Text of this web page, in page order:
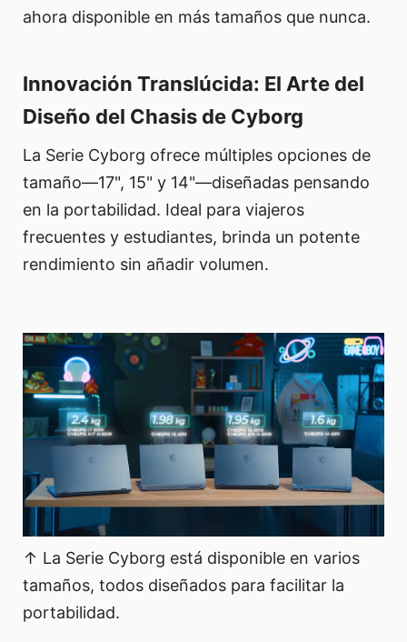
ahora disponible en más tamaños que nunca.
Innovación Translúcida: El Arte del
Diseño del Chasis de Cyborg
La Serie Cyborg ofrece múltiples opciones de
tamaño—17", 15" y 14"—diseñadas pensando
en la portabilidad. Ideal para viajeros
frecuentes y estudiantes, brinda un potente
rendimiento sin añadir volumen.
↑ La Serie Cyborg está disponible en varios
tamaños, todos diseñados para facilitar la
portabilidad.